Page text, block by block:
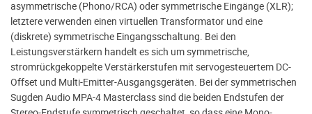
asymmetrische (Phono/RCA) oder symmetrische Eingänge (XLR);
letztere verwenden einen virtuellen Transformator und eine
(diskrete) symmetrische Eingangsschaltung. Bei den
Leistungsverstärkern handelt es sich um symmetrische,
stromrückgekoppelte Verstärkerstufen mit servogesteuertem DC-
Offset und Multi-Emitter-Ausgangsgeräten. Bei der symmetrischen
Sugden Audio MPA-4 Masterclass sind die beiden Endstufen der